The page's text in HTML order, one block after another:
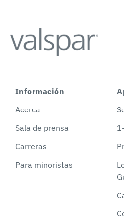
Información
Acerca
Sala de prensa
Carreras
Para minoristas